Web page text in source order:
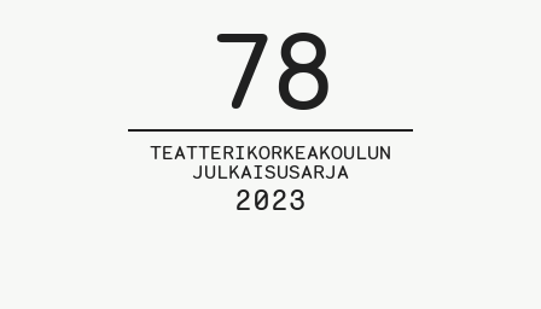
78
TEATTERIKORKEAKOULUN
JULKAISUSARJA
2023